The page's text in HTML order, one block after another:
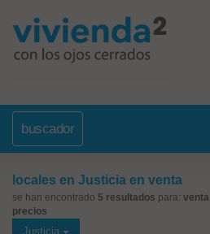
buscador
locales en Justicia en venta
se han encontrado 5 resultados para: venta
precios
Justicia